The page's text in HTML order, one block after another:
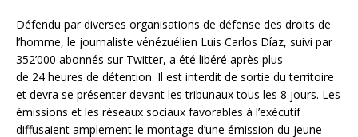
Défendu par diverses organisations de défense des droits de
l’homme, le journaliste vénézuélien Luis Carlos Díaz, suivi par
352’000 abonnés sur Twitter, a été libéré après plus
de 24 heures de détention. Il est interdit de sortie du territoire
et devra se présenter devant les tribunaux tous les 8 jours. Les
émissions et les réseaux sociaux favorables à l’exécutif
diffusaient amplement le montage d’une émission du jeune